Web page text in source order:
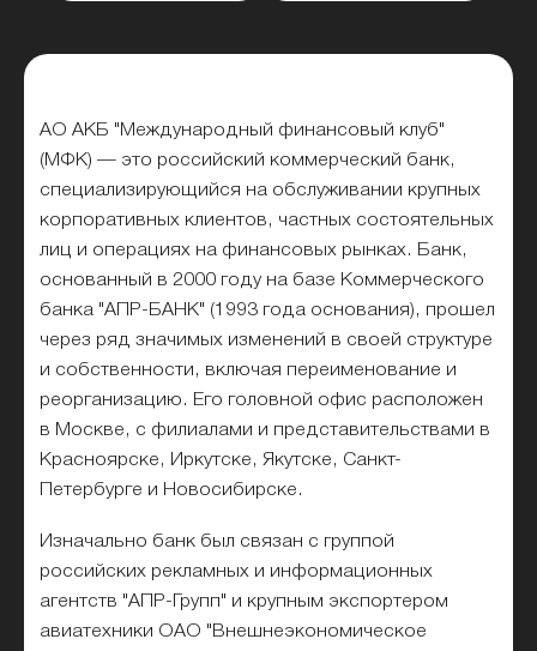
АО АКБ "Международный финансовый клуб"
(МФК) — это российский коммерческий банк,
специализирующийся на обслуживании крупных
корпоративных клиентов, частных состоятельных
лиц и операциях на финансовых рынках. Банк,
основанный в 2000 году на базе Коммерческого
банка "АПР-БАНК" (1993 года основания), прошел
через ряд значимых изменений в своей структуре
и собственности, включая переименование и
реорганизацию. Его головной офис расположен
в Москве, с филиалами и представительствами в
Красноярске, Иркутске, Якутске, Санкт-
Петербурге и Новосибирске.
Изначально банк был связан с группой
российских рекламных и информационных
агентств "АПР-Групп" и крупным экспортером
авиатехники ОАО "Внешнеэкономическое